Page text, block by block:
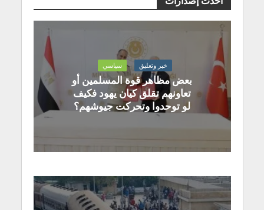
خبر وتعليق سياسي
بعض مظاهر قوة المسلمين أو
تعاونهم تقلق كيان يهود فكيف
لو توحدوا وتحركت جيوشهم؟